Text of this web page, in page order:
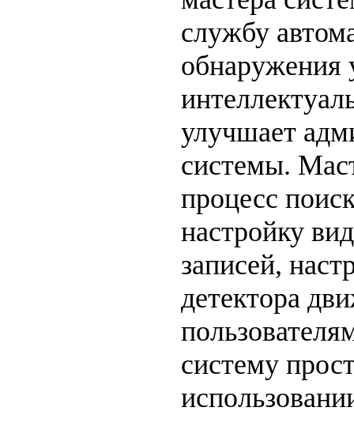
службу
обнаружения
улучшает
системы.
процесс
настройку
записей,
детектора
систему